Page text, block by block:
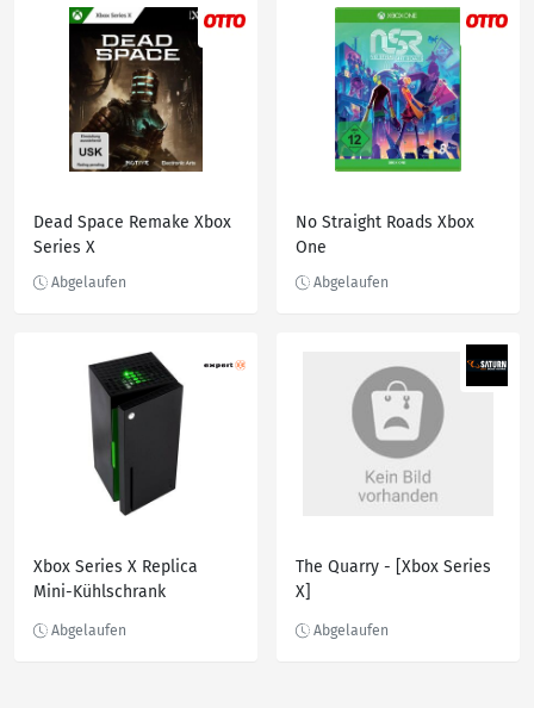
Dead Space Remake Xbox
Series X
No Straight Roads Xbox
One
Xbox Series X Replica
Mini-Kühlschrank
The Quarry - [Xbox Series
X]